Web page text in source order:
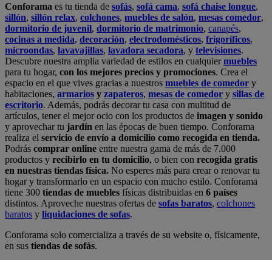
Conforama es tu tienda de sofás, sofá cama, sofá chaise longue,
sillón, sillón relax, colchones, muebles de salón, mesas comedor,
dormitorio de juvenil, dormitorio de matrimonio, canapés,
cocinas a medida, decoración, electrodomésticos, frigoríficos,
microondas, lavavajillas, lavadora secadora, y televisiones.
Descubre nuestra amplia variedad de estilos en cualquiermuebles
para tu hogar, con los mejores precios y promociones. Crea el
espacio en el que vives gracias a nuestros muebles de comedor y
habitaciones, armarios y zapateros, mesas de comedor y sillas de
escritorio. Además, podrás decorar tu casa con multitud de
artículos, tener el mejor ocio con los productos de imagen y sonido
y aprovechar tu jardín en las épocas de buen tiempo. Conforama
realiza el servicio de envío a domicilio como recogida en tienda.
Podrás comprar online entre nuestra gama de más de 7.000
productos y recibirlo en tu domicilio, o bien con recogida gratis
en nuestras tiendas física. No esperes más para crear o renovar tu
hogar y transformarlo en un espacio con mucho estilo. Conforama
tiene 300 tiendas de muebles físicas distribuidas en 6 países
distintos. Aproveche nuestras ofertas de sofas baratos, colchones
baratos y liquidaciones de sofas.
Conforama solo comercializa a través de su website o, físicamente,
en sus tiendas de sofás.